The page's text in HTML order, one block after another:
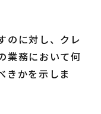
のに対し、クレ
業務において何
きかを示しま